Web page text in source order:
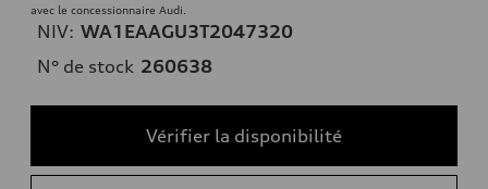
avec le concessionnaire Audi.
NIV: WA1EAAGU3T2047320
N° de stock 260638
Vérifier la disponibilité